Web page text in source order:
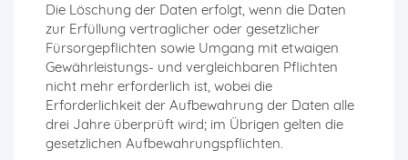
Die Löschung der Daten erfolgt, wenn die Daten
zur Erfüllung vertraglicher oder gesetzlicher
Fürsorgepflichten sowie Umgang mit etwaigen
Gewährleistungs- und vergleichbaren Pflichten
nicht mehr erforderlich ist, wobei die
Erforderlichkeit der Aufbewahrung der Daten alle
drei Jahre überprüft wird; im Übrigen gelten die
gesetzlichen Aufbewahrungspflichten.